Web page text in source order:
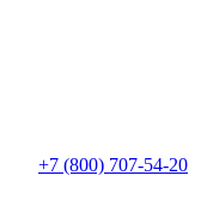
+7 (800) 707-54-20